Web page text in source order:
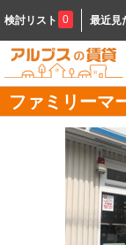
検討リスト 0 最近見
ファミリーマ